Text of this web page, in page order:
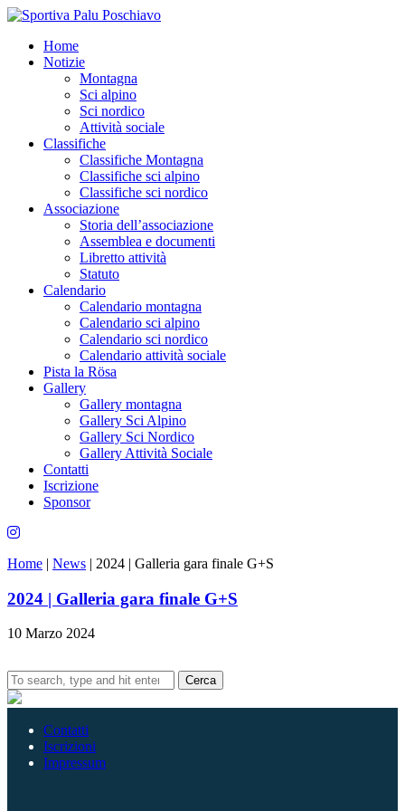
Home
Notizie
Montagna
Sci alpino
Sci nordico
Attività sociale
Classifiche
Classifiche Montagna
Classifiche sci alpino
Classifiche sci nordico
Associazione
Storia dell’associazione
Assemblea e documenti
Libretto attività
Statuto
Calendario
Calendario montagna
Calendario sci alpino
Calendario sci nordico
Calendario attività sociale
Pista la Rösa
Gallery
Gallery montagna
Gallery Sci Alpino
Gallery Sci Nordico
Gallery Attività Sociale
Contatti
Iscrizione
Sponsor
Home | News | 2024 | Galleria gara finale G+S
2024 | Galleria gara finale G+S
10 Marzo 2024
Cerca
Contatti
Iscrizioni
Impressum